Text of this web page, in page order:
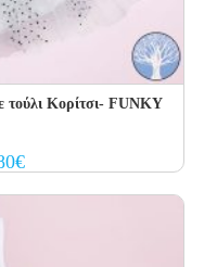
Κορίτσι- FUNKY
€Current
price